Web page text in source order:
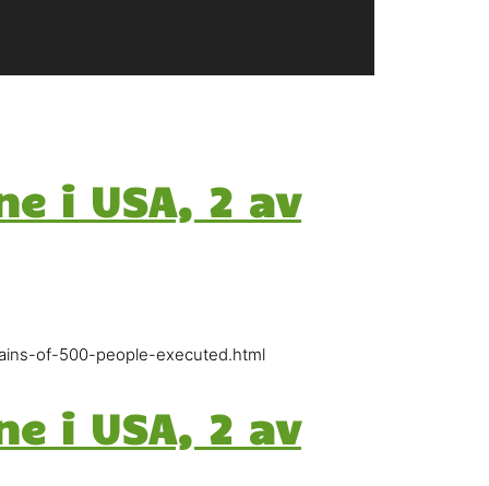
i USA, 2 av
of-500-people-executed.html
i USA, 2 av